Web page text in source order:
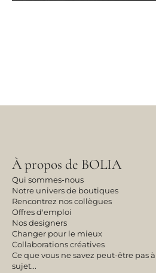
À propos de BOLIA
Qui sommes-nous
Notre univers de boutiques
Rencontrez nos collègues
Offres d'emploi
Nos designers
Changer pour le mieux
Collaborations créatives
Ce que vous ne savez peut-être pas
sujet...